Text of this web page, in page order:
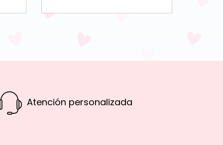
Atención personalizada